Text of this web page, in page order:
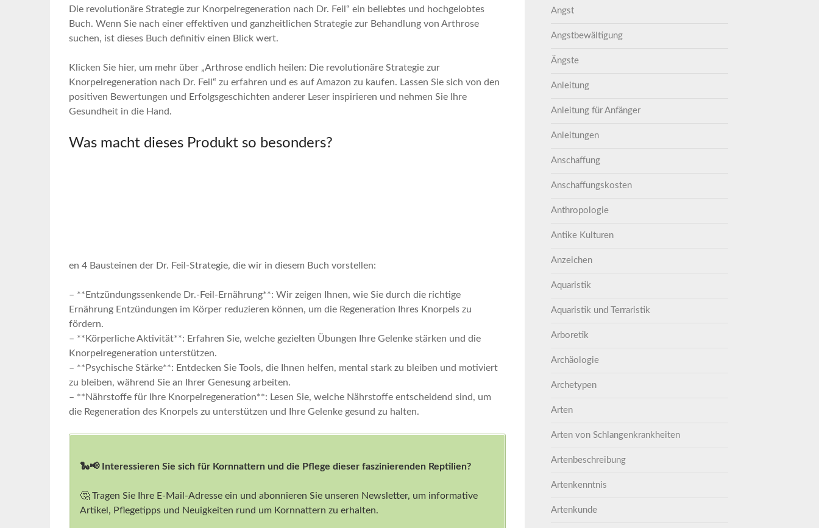
Die revolutionäre Strategie zur Knorpelregeneration nach Dr. Feil“ ⁣ein beliebtes und hochgelobtes ​
Buch. Wenn Sie ‌nach einer ​effektiven⁣ und ganzheitlichen ‌Strategie zur Behandlung ​von Arthrose
suchen,‍ ist dieses Buch definitiv einen Blick ⁤wert.
Klicken Sie hier, um mehr über „Arthrose endlich heilen: Die revolutionäre Strategie ‌zur⁢
Knorpelregeneration⁢ nach Dr.‍ Feil“ zu erfahren und⁤ es auf Amazon zu kaufen.⁤ Lassen⁢ Sie sich von⁢ den
positiven⁣ Bewertungen und‌ Erfolgsgeschichten ⁤anderer Leser​ inspirieren ⁤und nehmen‌ Sie Ihre
Gesundheit in‍ die Hand.
Was‍ macht dieses ​Produkt so besonders?
en 4 Bausteinen der Dr. Feil-Strategie, die⁣ wir in diesem ​Buch vorstellen:
– **Entzündungssenkende Dr.-Feil-Ernährung**: Wir⁢ zeigen ​Ihnen, wie Sie durch die richtige
Ernährung Entzündungen ⁣im Körper‌ reduzieren können, ⁢um die Regeneration Ihres Knorpels zu
fördern.
– **Körperliche Aktivität**: Erfahren ​Sie, welche gezielten Übungen Ihre Gelenke ⁤stärken und​ die
Knorpelregeneration ⁢unterstützen.
– **Psychische Stärke**: Entdecken Sie Tools, die Ihnen helfen, mental stark ‌zu bleiben und motiviert
zu bleiben, ⁣während⁣ Sie an⁢ Ihrer ​Genesung arbeiten.
– **Nährstoffe für Ihre Knorpelregeneration**:⁣ Lesen Sie, welche Nährstoffe ⁢entscheidend ​sind, um​
die Regeneration des Knorpels zu unterstützen und Ihre ​Gelenke ⁣gesund zu halten.
🐍📢 Interessieren Sie sich für Kornnattern und die Pflege dieser faszinierenden Reptilien?
🤔 Tragen Sie Ihre E-Mail-Adresse ein und abonnieren Sie unseren Newsletter, um informative
Artikel, Pflegetipps und Neuigkeiten rund um Kornnattern zu erhalten.
Angst
Angstbewältigung
Ängste
Anleitung
Anleitung für Anfänger
Anleitungen
Anschaffung
Anschaffungskosten
Anthropologie
Antike Kulturen
Anzeichen
Aquaristik
Aquaristik und Terraristik
Arboretik
Archäologie
Archetypen
Arten
Arten von Schlangenkrankheiten
Artenbeschreibung
Artenkenntnis
Artenkunde